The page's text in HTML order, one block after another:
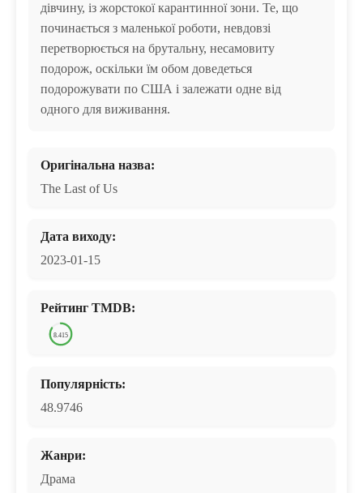
дівчину, із жорстокої карантинної зони. Те, що
починається з маленької роботи, невдовзі
перетворюється на брутальну, несамовиту
подорож, оскільки їм обом доведеться
подорожувати по США і залежати одне від
одного для виживання.
Оригінальна назва:
The Last of Us
Дата виходу:
2023-01-15
Рейтинг TMDB:
8.415
Популярність:
48.9746
Жанри:
Драма